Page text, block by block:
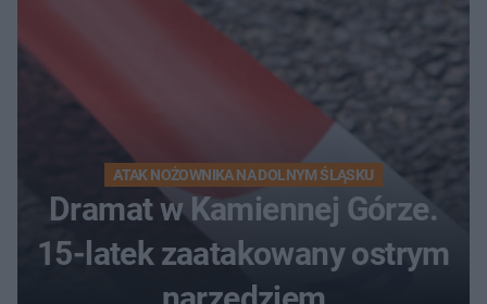
ATAK NOŻOWNIKA NA DOLNYM ŚLĄSKU
Dramat w Kamiennej Górze.
15-latek zaatakowany ostrym